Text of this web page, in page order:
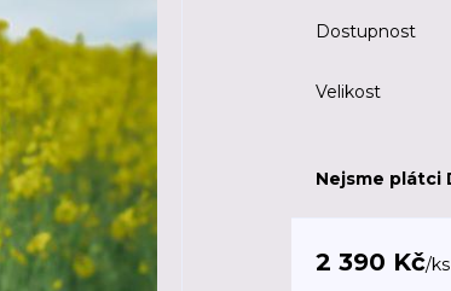
Dostupnost
Velikost
Nejsme plátci
2 390 Kč/ks